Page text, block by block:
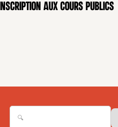
aux cours publics